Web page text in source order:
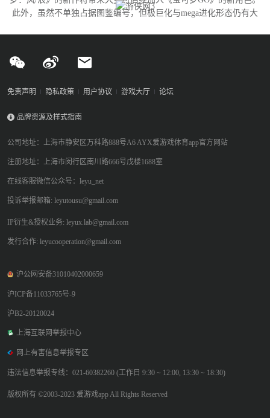
此外，虽然不单独占据图鉴编号，但极巨化与mega进化形态仍有大
免责声明 隐私政策 用户协议 游戏大厅 论坛
品牌资源及样式指南
公司地址：上海市静安区万科路888号A6 AYX爱游戏体育app官方网站
注册地址：上海市闵行区南川路666号戊楼1688室
在线客服微信公众号：leyu_net
投诉举报邮箱: leyutousu@gmail.com
IP衍生&授权业务: leyux.lab@gmail.com
发行合作: leyucooperation@gmail.com
沪公网安备31010402000659
沪ICP备11033765号-9
沪B2-20120024
上海互联网举报中心
网上有害信息举报专区
违法信息举报专线：021-60382260 (工作日 9:30 ~ 12:00, 13:30 ~ 18:30)
版权所有 ©2003-2023 爱游戏app All Rights Reserved